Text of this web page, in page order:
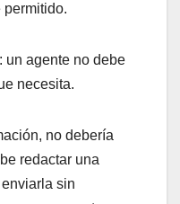
un agente no debe
necesita.
no debería
redactar una
sin